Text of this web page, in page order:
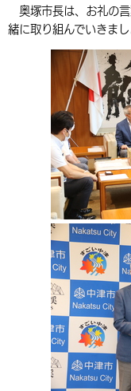
選挙
相談・支援・情報
遊ぶ・体験する
中津市について
地方創生・地域活性化
奥塚市長は、お礼の言
緒に取り組んでいきまし